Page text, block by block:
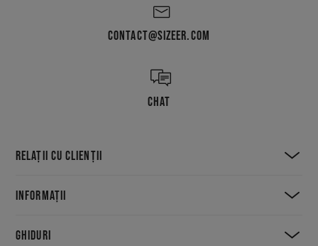
CONTACT@SIZEER.COM
CHAT
RELAȚII CU CLIENȚII
INFORMAȚII
GHIDURI